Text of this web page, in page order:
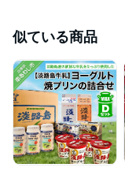
似ている商品